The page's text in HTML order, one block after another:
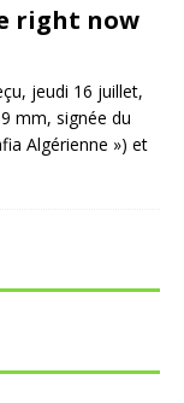
right now
jeudi 16 juillet,
mm, signée du
Algérienne ») et